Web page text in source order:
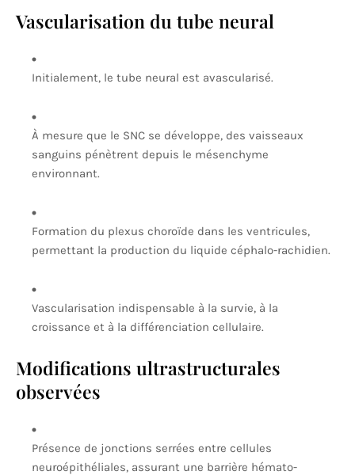
Vascularisation du tube neural
Initialement, le tube neural est avascularisé.
À mesure que le SNC se développe, des vaisseaux
sanguins pénètrent depuis le mésenchyme
environnant.
Formation du plexus choroïde dans les ventricules,
permettant la production du liquide céphalo-rachidien.
Vascularisation indispensable à la survie, à la
croissance et à la différenciation cellulaire.
Modifications ultrastructurales
observées
Présence de jonctions serrées entre cellules
neuroépithéliales, assurant une barrière hémato-